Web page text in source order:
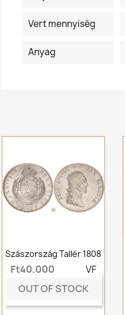
Vert mennyiség
Anyag
Szászország Tallér 1808
Ft40,000
VF
OUT OF STOCK